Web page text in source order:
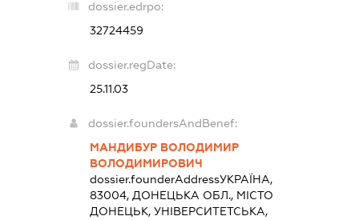
dossier.edrpo:
32724459
dossier.regDate:
25.11.03
dossier.foundersAndBenef:
МАНДИБУР ВОЛОДИМИР
ВОЛОДИМИРОВИЧ
dossier.founderAddressУКРАЇНА,
83004, ДОНЕЦЬКА ОБЛ., МІСТО
ДОНЕЦЬК, УНІВЕРСИТЕТСЬКА,